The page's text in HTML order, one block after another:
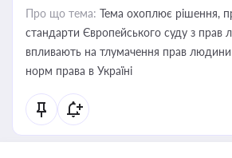
Про що тема: Тема охоплює рішення,
стандарти Європейського суду з прав
впливають на тлумачення прав людини
норм права в Україні